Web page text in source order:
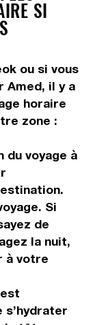
SI
ou si vous
Amed, il y a
horaire
zone :
voyage à
Si
de
la nuit,
à votre